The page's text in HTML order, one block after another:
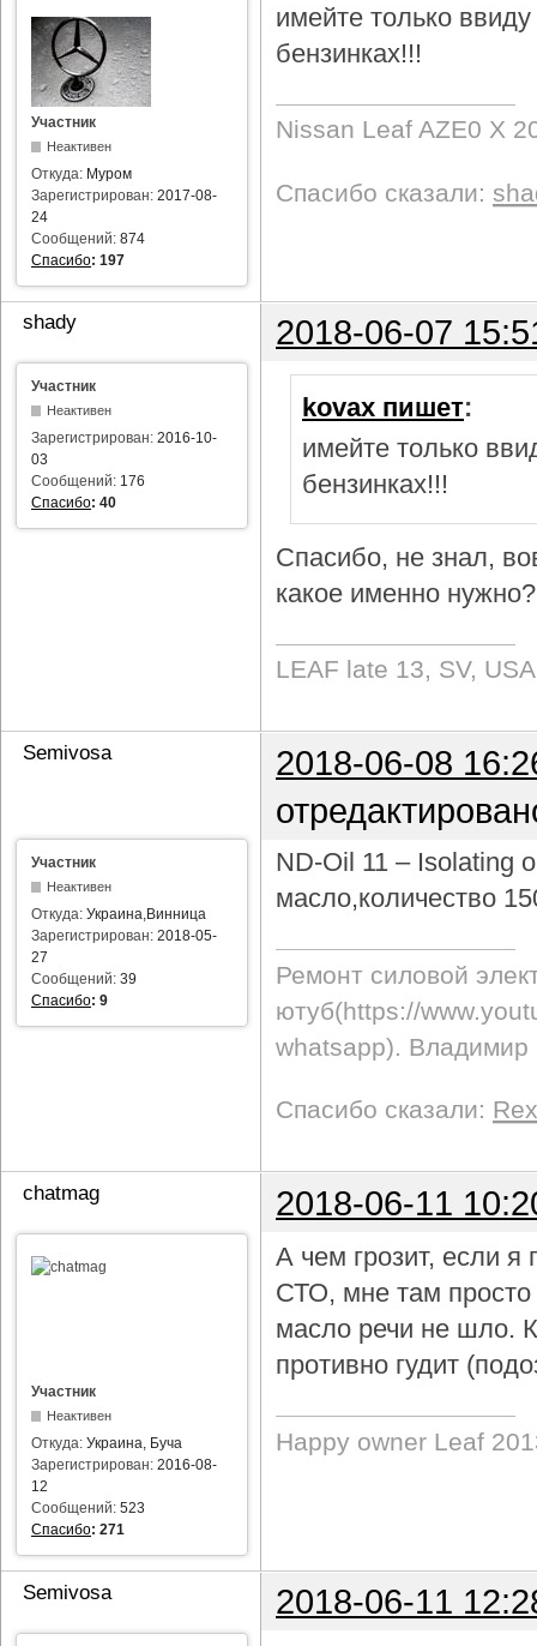
Участник
Неактивен
Откуда: Муром
Зарегистрирован: 2017-08-
24
Сообщений: 874
Спасибо: 197
имейте только
бензинках!!!
Nissan Leaf AZE0 X
Спасибо сказали:
shady 2018-06-07
Участник
Неактивен
Зарегистрирован: 2016-10-
03
Сообщений: 176
Спасибо: 40
kovax пишет:
имейте только
бензинках!!!
Спасибо, не знал,
какое именно нужно?
LEAF late 13, SV, USA
Semivosa
2018-06-08
Участник
Неактивен
Откуда: Украина,Винница
Зарегистрирован: 2018-05-
27
Сообщений: 39
Спасибо: 9
ND-Oil 11 – Isolating
масло,количество
Ремонт силовой
ютуб(https://
whatsapp). Владимир
Спасибо сказали:
chatmag 2018-06-11
Участник
Неактивен
Откуда: Украина, Буча
Зарегистрирован: 2016-08-
12
Сообщений: 523
Спасибо: 271
А чем грозит, если
СТО, мне там просто
масло речи не шло.
противно гудит
Happy owner Leaf
Semivosa 2018-06-11